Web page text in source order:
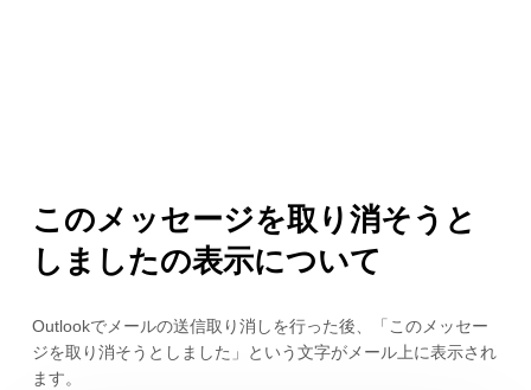
このメッセージを取り消そうと
しましたの表示について
Outlookでメールの送信取り消しを行った後、「このメッセー
ジを取り消そうとしました」という文字がメール上に表示され
ます。